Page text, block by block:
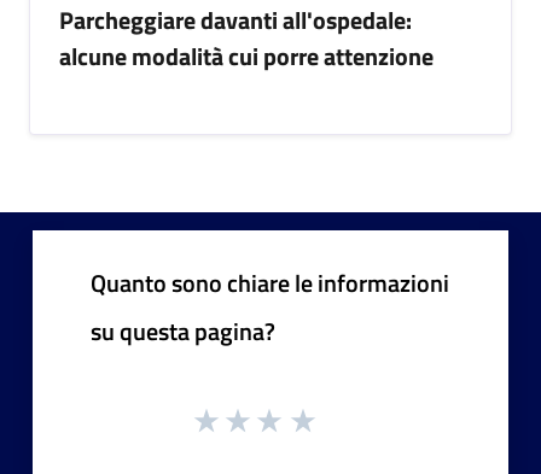
Parcheggiare davanti all'ospedale:
alcune modalità cui porre attenzione
Quanto sono chiare le informazioni
su questa pagina?